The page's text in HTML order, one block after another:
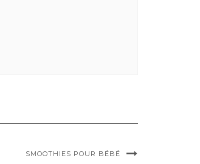
SMOOTHIES POUR BÉBÉ